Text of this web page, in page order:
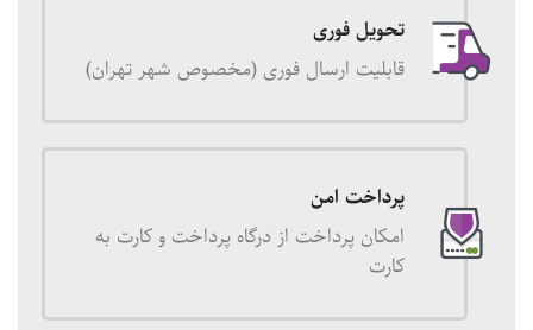
تحویل فوری
قابلیت ارسال فوری (مخصوص شهر تهران)
پرداخت امن
امکان پرداخت از درگاه پرداخت و کارت به
کارت